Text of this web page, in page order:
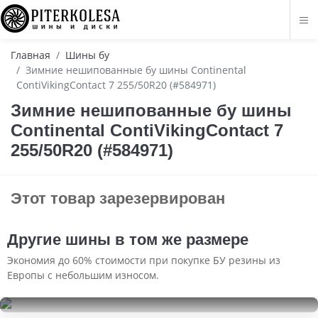
Главная
Шины бу
Зимние нешипованные бу шины Continental
ContiVikingContact 7 255/50R20 (#584971)
Зимние нешипованные бу шины
Continental ContiVikingContact 7
255/50R20 (#584971)
Этот товар зарезервирован
Другие шины в том же размере
Экономия до 60% стоимости при покупке БУ резины из
Европы с небольшим износом.